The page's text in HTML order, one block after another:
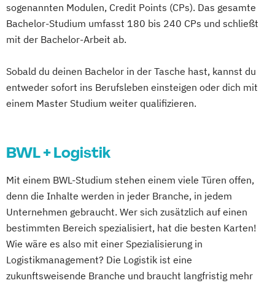
sogenannten Modulen, Credit Points (CPs). Das gesamte
Bachelor-Studium umfasst 180 bis 240 CPs und schließt
mit der Bachelor-Arbeit ab.
Sobald du deinen Bachelor in der Tasche hast, kannst du
entweder sofort ins Berufsleben einsteigen oder dich mit
einem Master Studium weiter qualifizieren.
BWL + Logistik
Mit einem BWL-Studium stehen einem viele Türen offen,
denn die Inhalte werden in jeder Branche, in jedem
Unternehmen gebraucht. Wer sich zusätzlich auf einen
bestimmten Bereich spezialisiert, hat die besten Karten!
Wie wäre es also mit einer Spezialisierung in
Logistikmanagement? Die Logistik ist eine
zukunftsweisende Branche und braucht langfristig mehr